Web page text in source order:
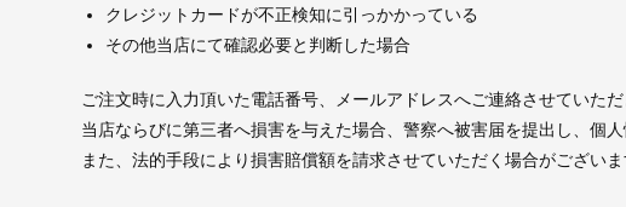
クレジットカードが不正検知に引っかかっている
その他当店にて確認必要と判断した場合
ご注文時に入力頂いた電話番号、メールアドレスへご連絡させていた
当店ならびに第三者へ損害を与えた場合、警察へ被害届を提出し、個
また、法的手段により損害賠償額を請求させていただく場合がございま